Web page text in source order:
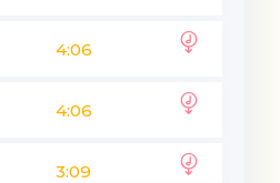
4:06
4:06
3:09